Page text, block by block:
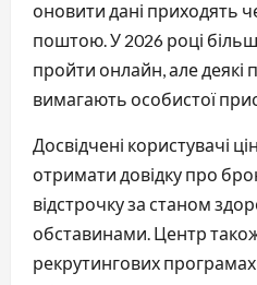
оновити дані приходять
поштою. У 2026 році
пройти онлайн, але деякі
вимагають особистої
Досвідчені користувачі
отримати довідку про
відстрочку за станом
обставинами. Центр
рекрутингових